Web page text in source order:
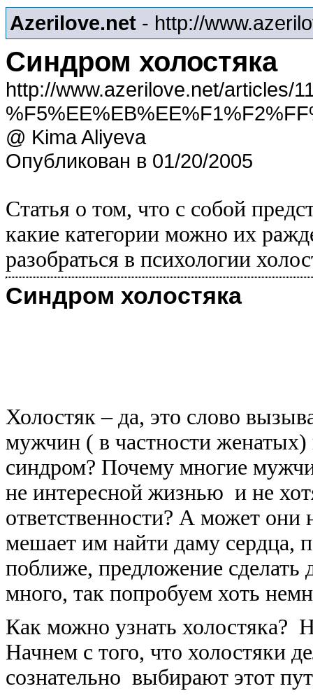
Azerilove.net - http://
Синдром холостяка
http://www.azerilove.net/articles/
@ Kima Aliyeva
Опубликован в 01/20/2005
Статья о том, что с собой
какие категории можно их
разобраться в психологии
Синдром холостяка
Холостяк – да, это слово
мужчин ( в частности женатых)
синдром? Почему многие
не интересной жизнью и не
ответственности? А может они
мешает им найти даму сердца,
поближе, предложение
много, так попробуем хоть
Как можно узнать холостяка?
Начнем с того, что холостяки
сознательно выбирают этот